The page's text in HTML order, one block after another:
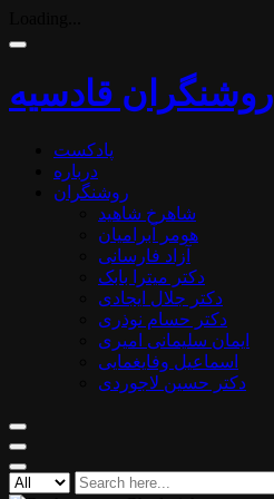
روشنگران قادسیه
پادکست
درباره
روشنگران
شاهرخ شاهید
هومر آبرامیان
آزاد فارسانی
دکتر میترا بابک
دکتر جلال ایجادی
دکتر حسام نوذری
ایمان سلیمانی امیری
اسماعیل وفایغمایی
دکتر حسین لاجوردی